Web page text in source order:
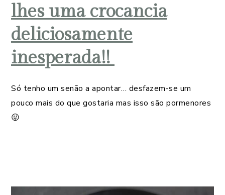
lhes uma crocancia
deliciosamente
inesperada!!
Só tenho um senão a apontar… desfazem-se um
pouco mais do que gostaria mas isso são pormenores
😛